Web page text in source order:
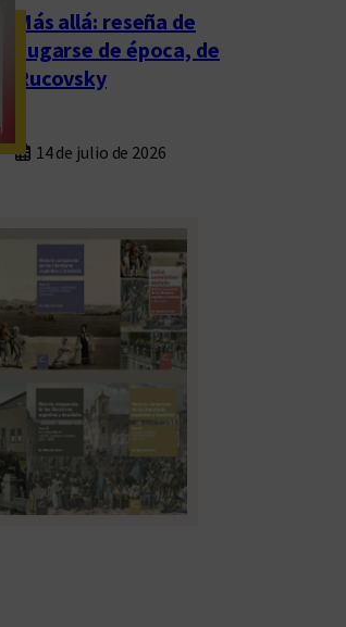
Más allá: reseña de
Fugarse de época, de
Rucovsky
14 de julio de 2026